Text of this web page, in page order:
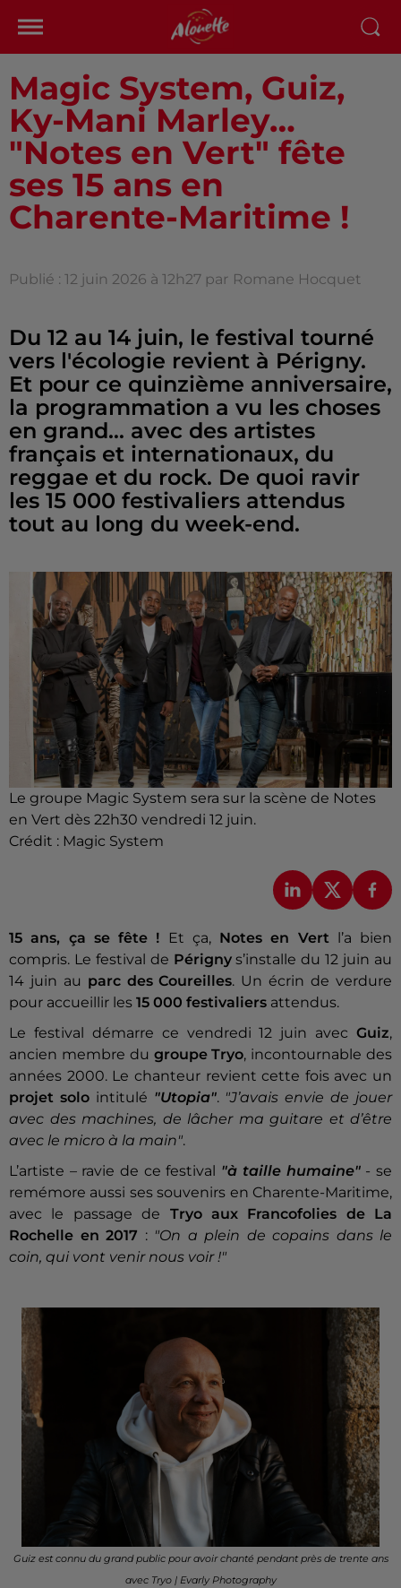
Magic System, Guiz,
Ky-Mani Marley…
"Notes en Vert" fête
ses 15 ans en
Charente-Maritime !
Publié : 12 juin 2026 à 12h27 par Romane Hocquet
Du 12 au 14 juin, le festival tourné
vers l'écologie revient à Périgny.
Et pour ce quinzième anniversaire,
la programmation a vu les choses
en grand… avec des artistes
français et internationaux, du
reggae et du rock. De quoi ravir
les 15 000 festivaliers attendus
tout au long du week-end.
Le groupe Magic System sera sur la scène de Notes
en Vert dès 22h30 vendredi 12 juin.
Crédit : Magic System
15 ans, ça se fête ! Et ça, Notes en Vert
l’a bien
compris. Le festival de Pérignys’installe du 12 juin au
14 juin au parc des Coureilles. Un écrin de verdure
pour accueillir les 15 000 festivaliers attendus.
Le festival démarre ce vendredi 12 juin avec Guiz,
ancien membre du groupe Tryo, incontournable des
années 2000. Le chanteur revient cette fois avec un
projet solointitulé "Utopia"."J’avais envie de jouer
avec des machines, de lâcher ma guitare et d’être
avec le micro à la main".
L’artiste – ravie de ce festival "à taille humaine"- se
remémore aussi ses souvenirs en Charente-Maritime,
avec le passage de Tryo aux Francofolies de La
Rochelle en 2017 : "On a plein de copains dans le
coin, qui vont venir nous voir !"
Guiz est connu du grand public pour avoir chanté pendant près de trente ans
avec Tryo | Evarly Photography